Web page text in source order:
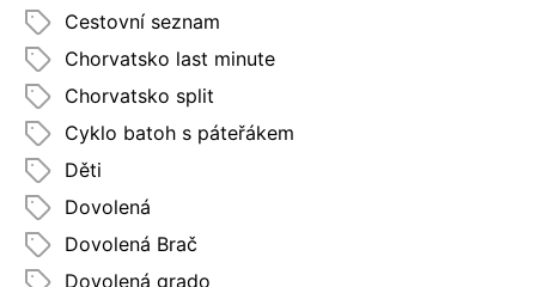
Cestovní seznam
Chorvatsko last minute
Chorvatsko split
Cyklo batoh s páteřákem
Děti
Dovolená
Dovolená Brač
Dovolená grado